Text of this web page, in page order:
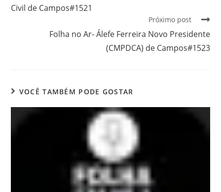
Civil de Campos#1521
Próximo post
Folha no Ar- Álefe Ferreira Novo Presidente
(CMPDCA) de Campos#1523
VOCÊ TAMBÉM PODE GOSTAR